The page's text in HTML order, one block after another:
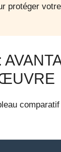
protéger